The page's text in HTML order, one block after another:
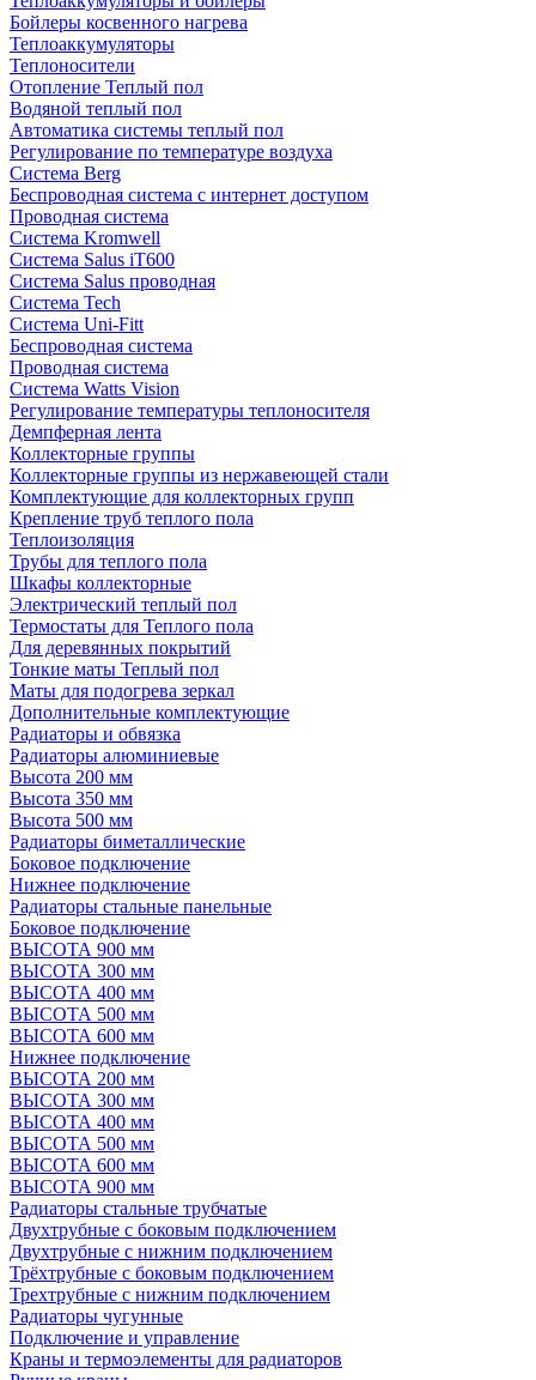
Бойлеры косвенного нагрева
Теплоаккумуляторы
Теплоносители
Отопление Теплый пол
Водяной теплый пол
Автоматика системы теплый пол
Регулирование по температуре воздуха
Система Berg
Беспроводная система с интернет доступом
Проводная система
Система Kromwell
Система Salus iT600
Система Salus проводная
Система Tech
Система Uni-Fitt
Беспроводная система
Проводная система
Система Watts Vision
Регулирование температуры теплоносителя
Демпферная лента
Коллекторные группы
Коллекторные группы из нержавеющей стали
Комплектующие для коллекторных групп
Крепление труб теплого пола
Теплоизоляция
Трубы для теплого пола
Шкафы коллекторные
Электрический теплый пол
Термостаты для Теплого пола
Для деревянных покрытий
Тонкие маты Теплый пол
Маты для подогрева зеркал
Дополнительные комплектующие
Радиаторы и обвязка
Радиаторы алюминиевые
Высота 200 мм
Высота 350 мм
Высота 500 мм
Радиаторы биметаллические
Боковое подключение
Нижнее подключение
Радиаторы стальные панельные
Боковое подключение
ВЫСОТА 900 мм
ВЫСОТА 300 мм
ВЫСОТА 400 мм
ВЫСОТА 500 мм
ВЫСОТА 600 мм
Нижнее подключение
ВЫСОТА 200 мм
ВЫСОТА 300 мм
ВЫСОТА 400 мм
ВЫСОТА 500 мм
ВЫСОТА 600 мм
ВЫСОТА 900 мм
Радиаторы стальные трубчатые
Двухтрубные с боковым подключением
Двухтрубные с нижним подключением
Трёхтрубные с боковым подключением
Трехтрубные с нижним подключением
Радиаторы чугунные
Подключение и управление
Краны и термоэлементы для радиаторов